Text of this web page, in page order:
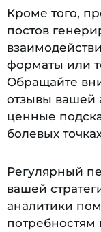
Кроме того,
постов
форматы или
Обращайте
отзывы вашей
ценные
болевых
Регулярный
вашей
аналитики
потребностям